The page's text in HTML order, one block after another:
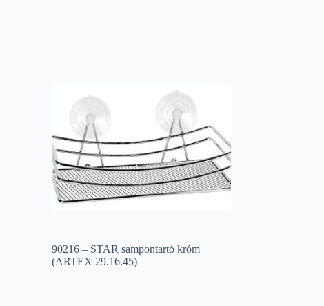
90216 – STAR sampontartó króm
(ARTEX 29.16.45)